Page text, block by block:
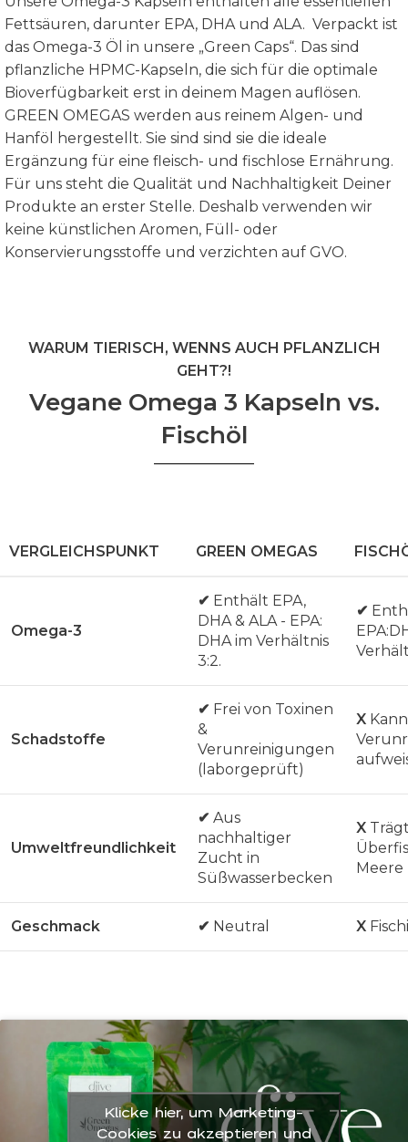
Fettsäuren, darunter EPA, DHA und ALA. Verpackt ist
das Omega-3 Öl in unsere „Green Caps“. Das sind
pflanzliche HPMC-Kapseln, die sich für die optimale
Bioverfügbarkeit erst in deinem Magen auflösen.
GREEN OMEGAS werden aus reinem Algen- und
Hanföl hergestellt. Sie sind sind sie die ideale
Ergänzung für eine fleisch- und fischlose Ernährung.
Für uns steht die Qualität und Nachhaltigkeit Deiner
Produkte an erster Stelle. Deshalb verwenden wir
keine künstlichen Aromen, Füll- oder
Konservierungsstoffe und verzichten auf GVO.
WARUM TIERISCH, WENNS AUCH PFLANZLICH
GEHT?!
Vegane Omega 3 Kapseln vs.
Fischöl
VERGLEICHSPUNKT GREEN OMEGAS
Omega-3
✔ Enthält EPA,
DHA & ALA - EPA:
DHA im Verhältnis
3:2.
✔
Schadstoffe
✔ Frei von Toxinen
&
Verunreinigungen
(laborgeprüft)
X Kann
Umweltfreundlichkeit
✔ Aus
nachhaltiger
Zucht in
Süßwasserbecken
X
Meere
Geschmack ✔ Neutral X
Klicke hier, um Marketing-
Cookies zu akzeptieren und